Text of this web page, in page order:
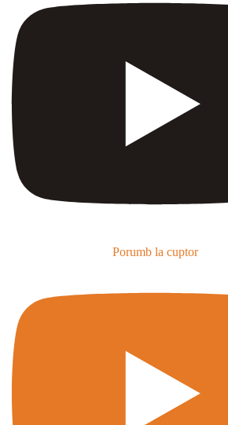
Porumb la cuptor